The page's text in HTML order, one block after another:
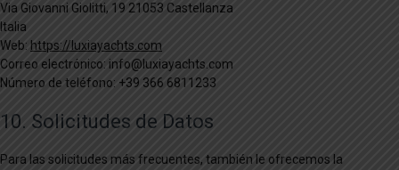
Via Giovanni Giolitti, 19 21053 Castellanza
Italia
Web: https://luxiayachts.com
Correo electrónico: info@ luxiayachts.com
Número de teléfono: +39 366 6811233
10. Solicitudes de Datos
Para las solicitudes más frecuentes, también le ofrecemos la